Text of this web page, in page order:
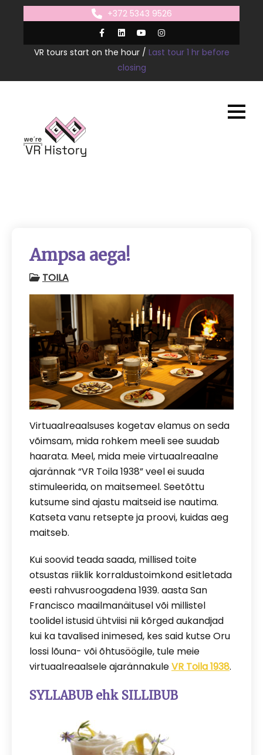
+372 5343 9526
VR tours start on the hour / Last tour 1 hr before
closing
Ampsa aega!
TOILA
Virtuaalreaalsuses kogetav elamus on seda
võimsam, mida rohkem meeli see suudab
haarata. Meel, mida meie virtuaalreaalne
ajarännak “VR Toila 1938” veel ei suuda
stimuleerida, on maitsemeel. Seetõttu
kutsume sind ajastu maitseid ise nautima.
Katseta vanu retsepte ja proovi, kuidas aeg
maitseb.
Kui soovid teada saada, millised toite
otsustas riiklik korraldustoimkond esitletada
eesti rahvusroogadena 1939. aasta San
Francisco maailmanäitusel või millistel
toolidel istusid ühtviisi nii kõrged aukandjad
kui ka tavalised inimesed, kes said kutse Oru
lossi lõuna- või õhtusöögile, tule meie
virtuaalreaalsele ajarännakuleVR Toila 1938.
SYLLABUB ehk SILLIBUB